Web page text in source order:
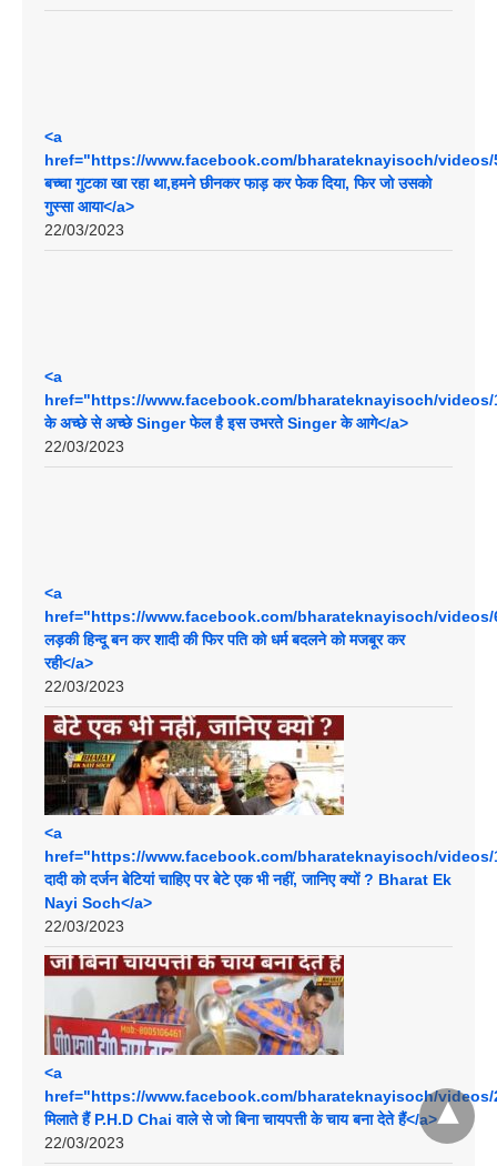
<a
href="https://www.facebook.com/bharateknayisoch/videos/
बच्चा गुटका खा रहा था,हमने छीनकर फाड़ कर फेक दिया, फिर जो उसको
गुस्सा आया</a>
22/03/2023
<a
href="https://www.facebook.com/bharateknayisoch/videos/
के अच्छे से अच्छे Singer फेल है इस उभरते Singer के आगे</a>
22/03/2023
<a
href="https://www.facebook.com/bharateknayisoch/videos/
लड़की हिन्दू बन कर शादी की फिर पति को धर्म बदलने को मजबूर कर
रही</a>
22/03/2023
<a
href="https://www.facebook.com/bharateknayisoch/videos/
दादी को दर्जन बेटियां चाहिए पर बेटे एक भी नहीं, जानिए क्यों ? Bharat Ek
Nayi Soch</a>
22/03/2023
<a
href="https://www.facebook.com/bharateknayisoch/videos/
मिलाते हैं P.H.D Chai वाले से जो बिना चायपत्ती के चाय बना देते हैं</a>
22/03/2023